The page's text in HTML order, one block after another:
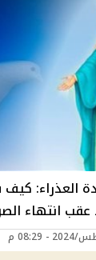
العذراء:
عقب انتهاء